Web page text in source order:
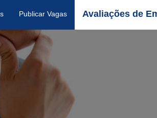
Publicar Vagas Avaliações de